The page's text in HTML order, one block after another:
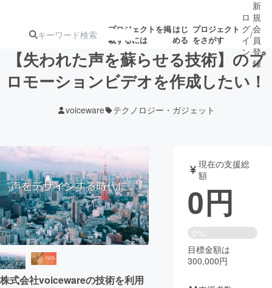
プロジェクトを掲
載するには
はじ
める
プロジェクト
をさがす
ターン
ジェクト
ロジェクト
アート・写真 音楽
テクノロジー・ガジェット ゲーム・サ
映像・映画 書籍・雑誌
チャレンジ
ロ
グ
イ
ン
/
新
規
会
員
登
録
【失われた声を蘇らせる技術】のプ
ロモーションビデオを作成したい！
voiceware テクノロジー・ガジェット
株式会社voicewareの技術を利用
現在の支援総
額
0円
0%
目標金額は
300,000円